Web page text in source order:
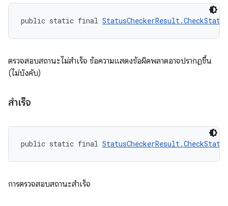
public static final StatusCheckerResult.CheckStatus
ตรวจสอบสถานะไม่สำเร็จ ข้อความแสดงข้อผิดพลาดอาจปรากฏขึ้น
(ไม่บังคับ)
สำเร็จ
public static final StatusCheckerResult.CheckStatus
การตรวจสอบสถานะสำเร็จ